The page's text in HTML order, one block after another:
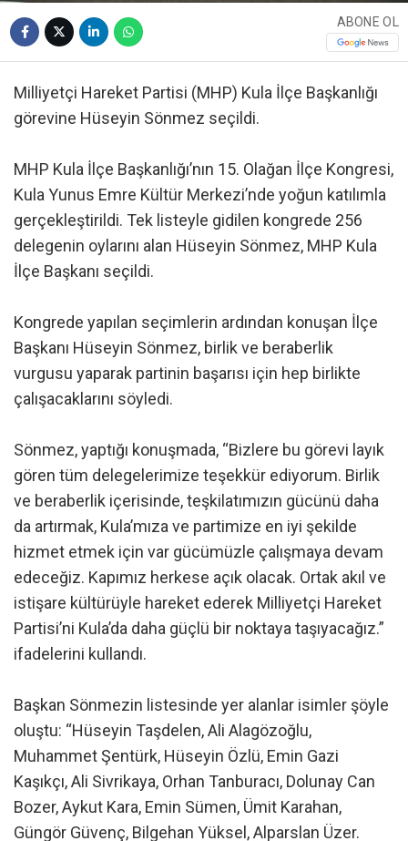
ABONE OL
Milliyetçi Hareket Partisi (MHP) Kula İlçe Başkanlığı
görevine Hüseyin Sönmez seçildi.
MHP Kula İlçe Başkanlığı’nın 15. Olağan İlçe Kongresi,
Kula Yunus Emre Kültür Merkezi’nde yoğun katılımla
gerçekleştirildi. Tek listeyle gidilen kongrede 256
delegenin oylarını alan Hüseyin Sönmez, MHP Kula
İlçe Başkanı seçildi.
Kongrede yapılan seçimlerin ardından konuşan İlçe
Başkanı Hüseyin Sönmez, birlik ve beraberlik
vurgusu yaparak partinin başarısı için hep birlikte
çalışacaklarını söyledi.
Sönmez, yaptığı konuşmada, “Bizlere bu görevi layık
gören tüm delegelerimize teşekkür ediyorum. Birlik
ve beraberlik içerisinde, teşkilatımızın gücünü daha
da artırmak, Kula’mıza ve partimize en iyi şekilde
hizmet etmek için var gücümüzle çalışmaya devam
edeceğiz. Kapımız herkese açık olacak. Ortak akıl ve
istişare kültürüyle hareket ederek Milliyetçi Hareket
Partisi’ni Kula’da daha güçlü bir noktaya taşıyacağız.”
ifadelerini kullandı.
Başkan Sönmezin listesinde yer alanlar isimler şöyle
oluştu: “Hüseyin Taşdelen, Ali Alagözoğlu,
Muhammet Şentürk, Hüseyin Özlü, Emin Gazi
Kaşıkçı, Ali Sivrikaya, Orhan Tanburacı, Dolunay Can
Bozer, Aykut Kara, Emin Sümen, Ümit Karahan,
Güngör Güvenç, Bilgehan Yüksel, Alparslan Üzer.